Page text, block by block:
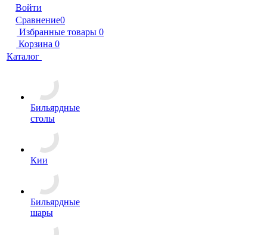
Войти
Сравнение0
Избранные товары 0
Корзина 0
Каталог
Бильярдные
столы
Кии
Бильярдные
шары